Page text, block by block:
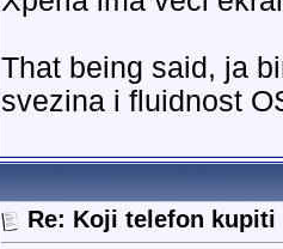
That being said, ja
svezina i fluidnost
Re: Koji telefon kupiti